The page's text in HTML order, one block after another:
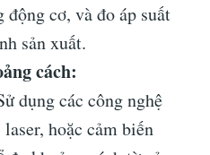
động cơ, và đo áp suất
sản xuất.
cách:
dụng các công nghệ
hoặc cảm biến